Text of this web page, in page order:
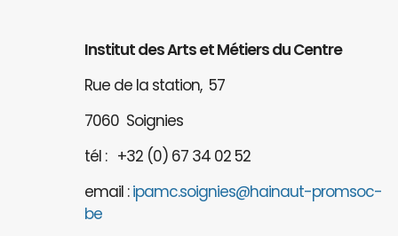
Institut des Arts et Métiers du Centre
Rue de la station, 57
7060 Soignies
tél : +32 (0) 67 34 02 52
email :ipamc.soignies@hainaut-promsoc-
be